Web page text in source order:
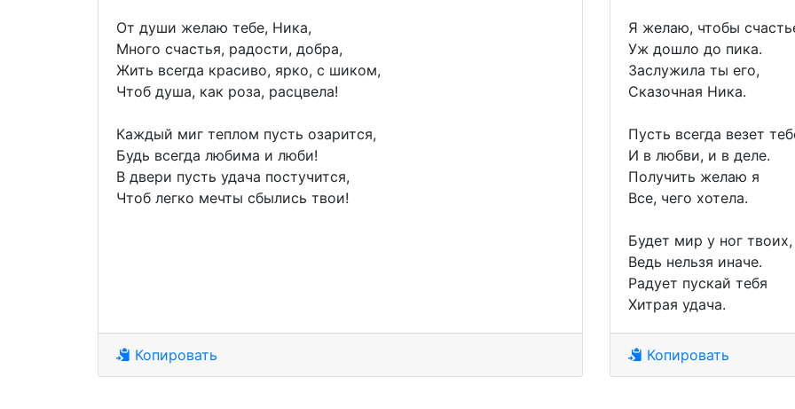
От души желаю тебе, Ника,
Много счастья, радости, добра,
Жить всегда красиво, ярко, с шиком,
Чтоб душа, как роза, расцвела!
Каждый миг теплом пусть озарится,
Будь всегда любима и люби!
В двери пусть удача постучится,
Чтоб легко мечты сбылись твои!
Копировать
Я желаю, чтобы
Уж дошло до пика.
Заслужила ты его,
Сказочная Ника.
Пусть всегда везет
И в любви, и в деле.
Получить желаю я
Все, чего хотела.
Будет мир у ног твоих,
Ведь нельзя иначе.
Радует пускай тебя
Хитрая удача.
Копировать